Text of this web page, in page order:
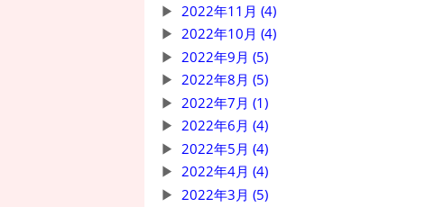
2022年11月 (4)
2022年10月 (4)
2022年9月 (5)
2022年8月 (5)
2022年7月 (1)
2022年6月 (4)
2022年5月 (4)
2022年4月 (4)
2022年3月 (5)